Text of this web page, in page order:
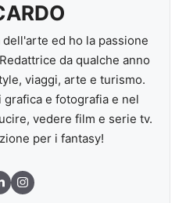
ed ho la passione
da qualche anno
viaggi, arte e turismo.
grafica e fotografia e nel
vedere film e serie tv.
per i fantasy!